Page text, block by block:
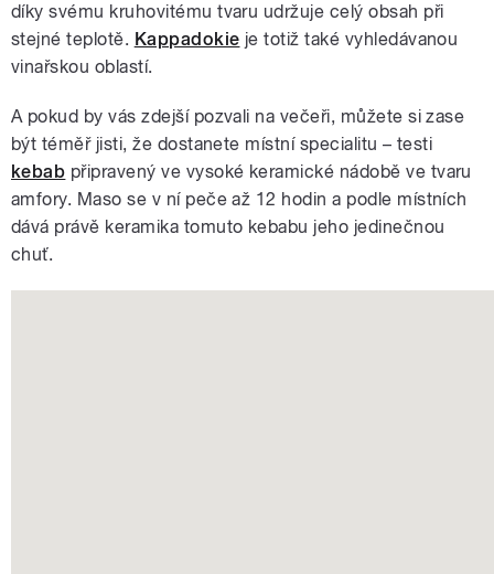
díky svému kruhovitému tvaru udržuje celý obsah při
stejné teplotě. Kappadokie je totiž také vyhledávanou
vinařskou oblastí.
A pokud by vás zdejší pozvali na večeři, můžete si zase
být téměř jisti, že dostanete místní specialitu – testi
kebab připravený ve vysoké keramické nádobě ve tvaru
amfory. Maso se v ní peče až 12 hodin a podle místních
dává právě keramika tomuto kebabu jeho jedinečnou
chuť.